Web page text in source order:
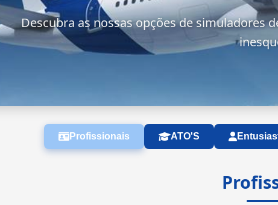
Descubra as nossas opções de simuladores
Profissionais ATO'S